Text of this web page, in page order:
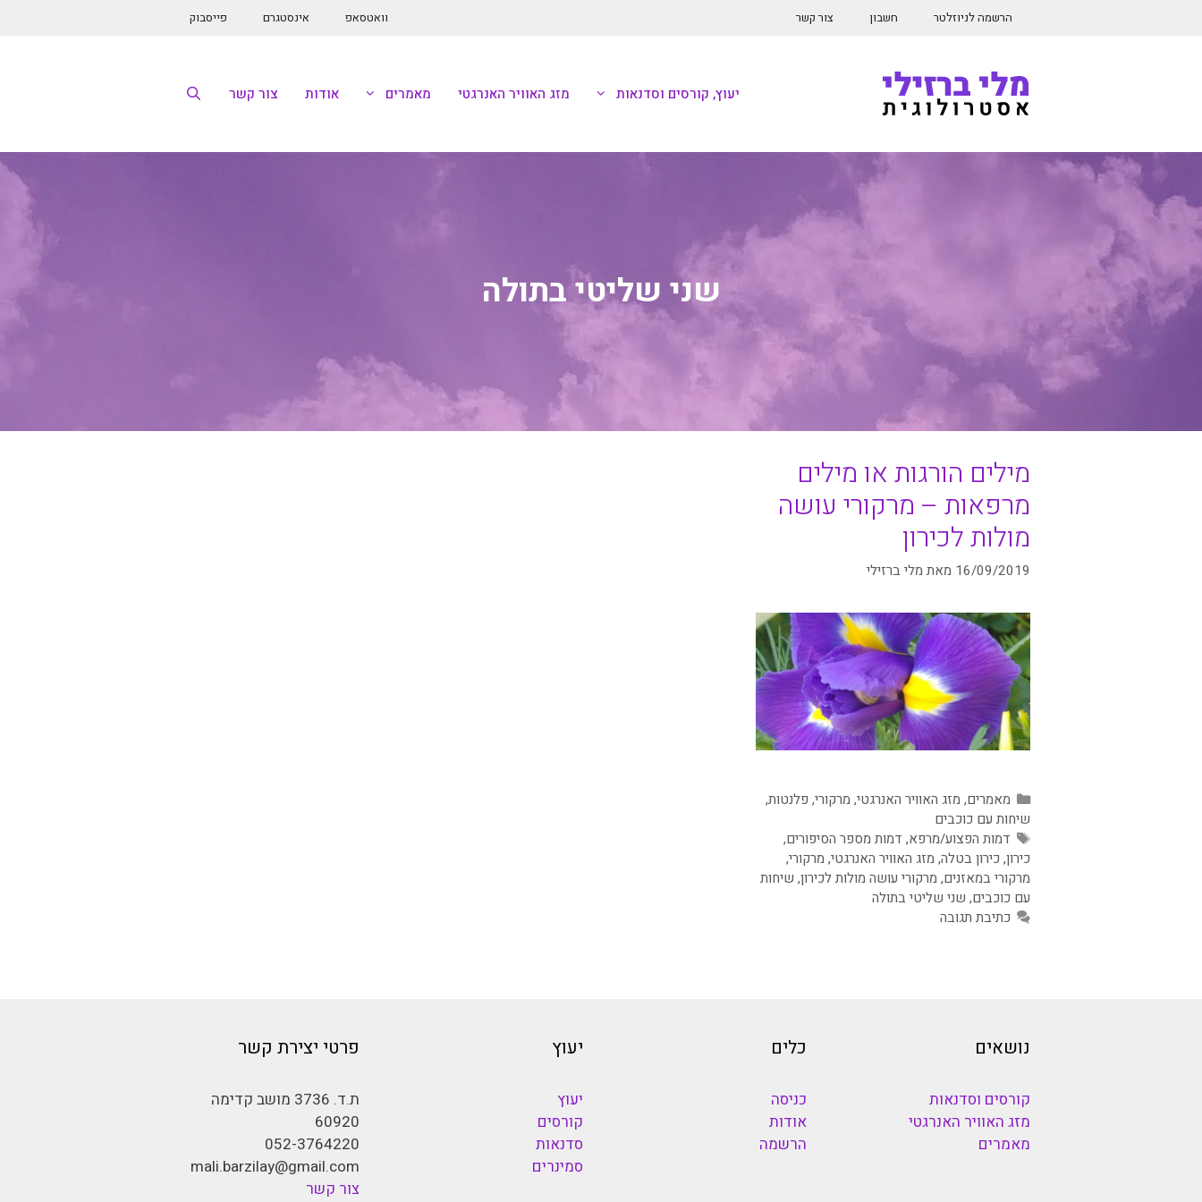
הרשמה לניוזלטר חשבון צור קשר פייסבוק אינסטגרם וואטסאפ
יעוץ, קורסים וסדנאות מזג האוויר האנרגטי מאמרים אודות צור קשר
שני שליטי בתולה
מילים הורגות או מילים
מרפאות – מרקורי עושה
מולות לכירון
16/09/2019 מאת מלי ברזילי
קטגוריות
מאמרים, מזג האוויר האנרגטי, מרקורי, פלנטות,
שיחות עם כוכבים
תגיות
דמות הפצוע/מרפא, דמות מספר הסיפורים,
כירון, כירון בטלה, מזג האוויר האנרגטי, מרקורי,
מרקורי במאזנים, מרקורי עושה מולות לכירון, שיחות
עם כוכבים, שני שליטי בתולה
כתיבת תגובה
נושאים
קורסים וסדנאות
מזג האוויר האנרגטי
מאמרים
כלים
כניסה
אודות
הרשמה
יעוץ
יעוץ
קורסים
סדנאות
סמינרים
פרטי יצירת קשר
ת.ד. 3736 מושב קדימה
60920
052-3764220
mali.barzilay@gmail.com
צור קשר